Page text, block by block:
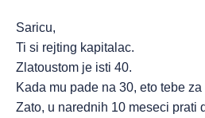
Saricu,
Ti si rejting kapitalac.
Zlatoustom je isti 40.
Kada mu pade na 30, eto tebe
Zato, u narednih 10 meseci prati